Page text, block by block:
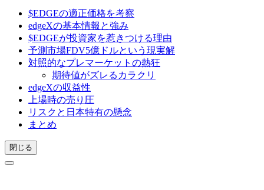
$EDGEの適正価格を考察
edgeXの基本情報と強み
$EDGEが投資家を惹きつける理由
予測市場FDV5億ドルという現実解
対照的なプレマーケットの熱狂
期待値がズレるカラクリ
edgeXの収益性
上場時の売り圧
リスクと日本特有の懸念
まとめ
閉じる